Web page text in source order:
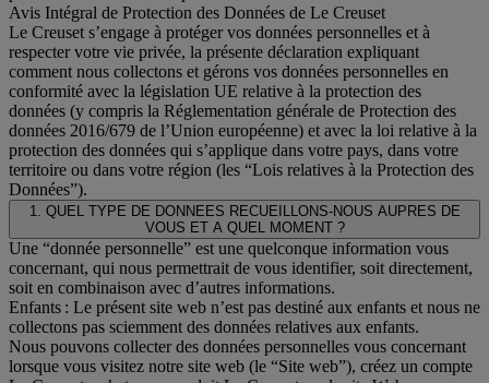
Avis Intégral de Protection des Données de Le Creuset
Le Creuset s’engage à protéger vos données personnelles et à
respecter votre vie privée, la présente déclaration expliquant
comment nous collectons et gérons vos données personnelles en
conformité avec la législation UE relative à la protection des
données (y compris la Réglementation générale de Protection des
données 2016/679 de l’Union européenne) et avec la loi relative à la
protection des données qui s’applique dans votre pays, dans votre
territoire ou dans votre région (les “Lois relatives à la Protection des
Données”).
1. QUEL TYPE DE DONNEES RECUEILLONS-NOUS AUPRES DE
VOUS ET A QUEL MOMENT ?
Une “donnée personnelle” est une quelconque information vous
concernant, qui nous permettrait de vous identifier, soit directement,
soit en combinaison avec d’autres informations.
Enfants : Le présent site web n’est pas destiné aux enfants et nous ne
collectons pas sciemment des données relatives aux enfants.
Nous pouvons collecter des données personnelles vous concernant
lorsque vous visitez notre site web (le “Site web”), créez un compte